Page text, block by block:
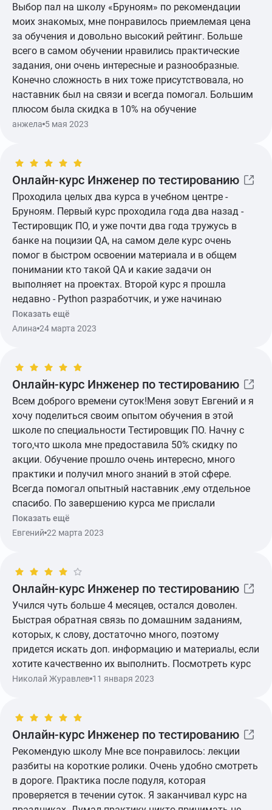
Выбор пал на школу «Бруноям» по рекомендации
моих знакомых, мне понравилось приемлемая цена
за обучения и довольно высокий рейтинг. Больше
всего в самом обучении нравились практические
задания, они очень интересные и разнообразные.
Конечно сложность в них тоже присутствовала, но
наставник был на связи и всегда помогал. Большим
плюсом была скидка в 10% на обучение
Показать ещё
анжела 5 мая 2023
Онлайн-курс Инженер по тестированию
Проходила целых два курса в учебном центре -
Бруноям. Первый курс проходила года два назад -
Тестировщик ПО, и уже почти два года тружусь в
банке на поцизии QA, на самом деле курс очень
помог в быстром освоении материала и в общем
понимании кто такой QA и какие задачи он
выполняет на проектах. Второй курс я прошла
недавно - Python разработчик, и уже начинаю
погружаться в автоматизацию на своем проекте. В
целом, очень давольна школой и материалом,
Показать ещё
Алина 24 марта 2023
Онлайн-курс Инженер по тестированию
Всем доброго времени суток!Меня зовут Евгений и я
хочу поделиться своим опытом обучения в этой
школе по специальности Тестировщик ПО. Начну с
того,что школа мне предоставила 50% скидку по
акции. Обучение прошло очень интересно, много
практики и получил много знаний в этой сфере.
Всегда помогал опытный наставник ,ему отдельное
спасибо. По завершению курса ме прислали
сертификат о окончании обучения.
Показать ещё
Евгений 22 марта 2023
Онлайн-курс Инженер по тестированию
Учился чуть больше 4 месяцев, остался доволен.
Быстрая обратная связь по домашним заданиям,
которых, к слову, достаточно много, поэтому
придется искать доп. информацию и материалы, если
хотите качественно их выполнить. Посмотреть курс
Показать ещё
Николай Журавлев 11 января 2023
Онлайн-курс Инженер по тестированию
Рекомендую школу Мне все понравилось: лекции
разбиты на короткие ролики. Очень удобно смотреть
в дороге. Практика после подуля, которая
проверяется в течении суток. Я заканчивал курс на